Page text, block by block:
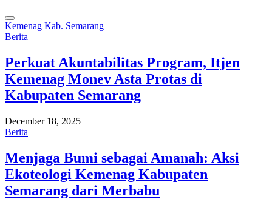
Kemenag Kab. Semarang
Berita
Perkuat Akuntabilitas Program, Itjen
Kemenag Monev Asta Protas di
Kabupaten Semarang
December 18, 2025
Berita
Menjaga Bumi sebagai Amanah: Aksi
Ekoteologi Kemenag Kabupaten
Semarang dari Merbabu